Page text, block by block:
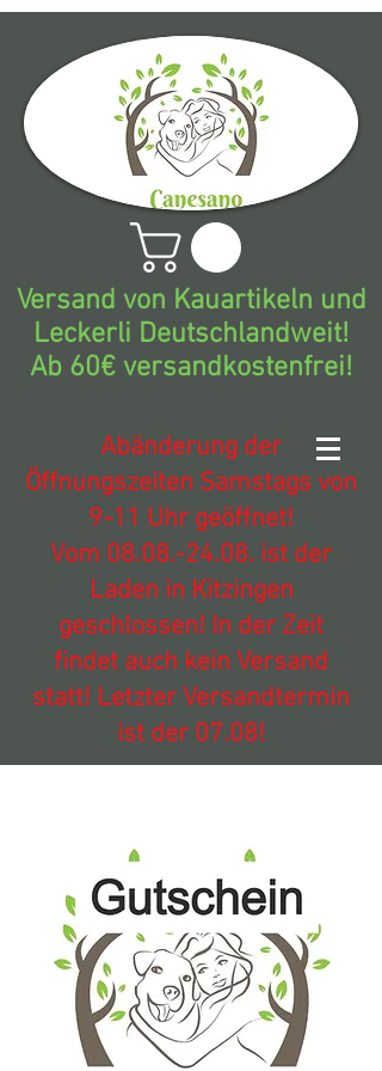
Versand von Kauartikeln und
Leckerli Deutschlandweit!
Ab 60€ versandkostenfrei!
Abänderung der
Öffnungszeiten Samstags von
9-11 Uhr geöffnet!
Vom 08.08.-24.08. ist der
Laden in Kitzingen
geschlossen! In der Zeit
findet auch kein Versand
statt! Letzter Versandtermin
ist der 07.08!